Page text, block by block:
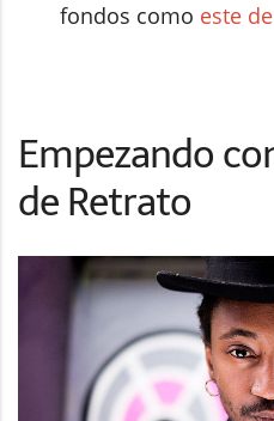
fondos como este
Empezando
de Retrato